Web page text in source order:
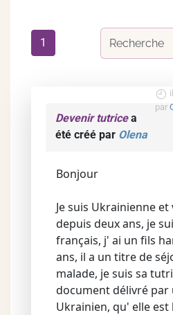
1
par
Devenir tutricea
été créé par Olena
Bonjour
Je suis Ukrainienne et
depuis deux ans, je
français, j' ai un fils
ans, il a un titre de
malade, je suis sa
document délivré par
Ukrainien, qu' elle est